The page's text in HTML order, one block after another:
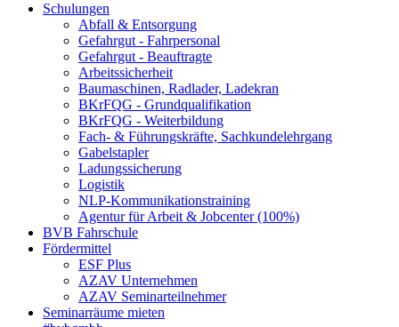
Schulungen
Abfall & Entsorgung
Gefahrgut - Fahrpersonal
Gefahrgut - Beauftragte
Arbeitssicherheit
Baumaschinen, Radlader, Ladekran
BKrFQG - Grundqualifikation
BKrFQG - Weiterbildung
Fach- & Führungskräfte, Sachkundelehrgang
Gabelstapler
Ladungssicherung
Logistik
NLP-Kommunikationstraining
Agentur für Arbeit & Jobcenter (100%)
BVB Fahrschule
Fördermittel
ESF Plus
AZAV Unternehmen
AZAV Seminarteilnehmer
Seminarräume mieten